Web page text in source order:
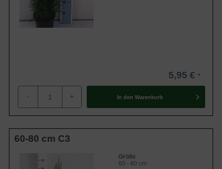
5,95 €
- + In den Warenkorb
60-80 cm C3
Größe
60 - 80 cm